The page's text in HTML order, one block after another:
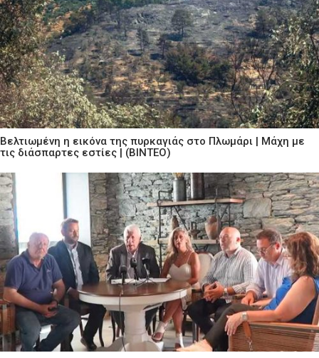
Βελτιωμένη η εικόνα της πυρκαγιάς στο Πλωμάρι | Μάχη με
τις διάσπαρτες εστίες | (ΒΙΝΤΕΟ)